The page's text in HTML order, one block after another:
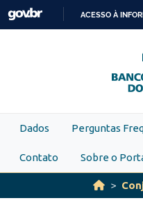
Skip to main content
ACESSO À
Dados Perguntas
Contato Sobre o